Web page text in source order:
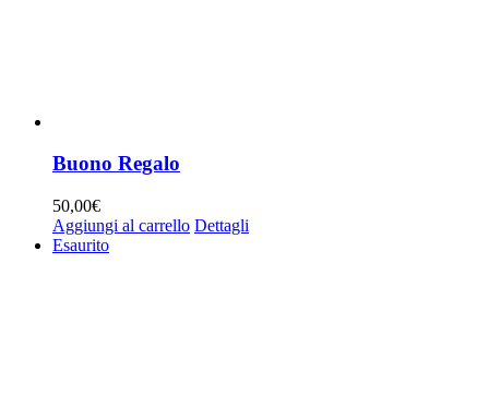
Buono Regalo
50,00€
Aggiungi al carrello Dettagli
Esaurito